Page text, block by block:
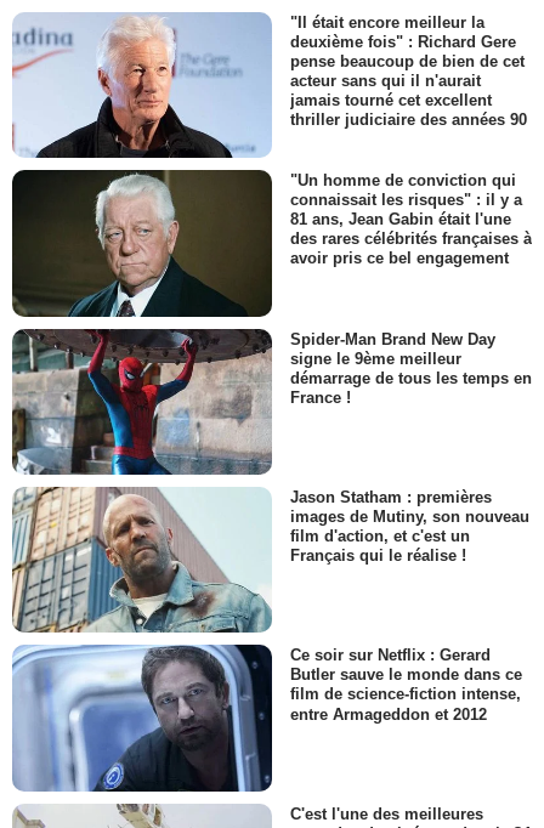
"Il était encore meilleur la
deuxième fois" : Richard Gere
pense beaucoup de bien de cet
acteur sans qui il n'aurait
jamais tourné cet excellent
thriller judiciaire des années 90
"Un homme de conviction qui
connaissait les risques" : il y a
81 ans, Jean Gabin était l'une
des rares célébrités françaises à
avoir pris ce bel engagement
Spider-Man Brand New Day
signe le 9ème meilleur
démarrage de tous les temps en
France !
Jason Statham : premières
images de Mutiny, son nouveau
film d'action, et c'est un
Français qui le réalise !
Ce soir sur Netflix : Gerard
Butler sauve le monde dans ce
film de science-fiction intense,
entre Armageddon et 2012
C'est l'une des meilleures